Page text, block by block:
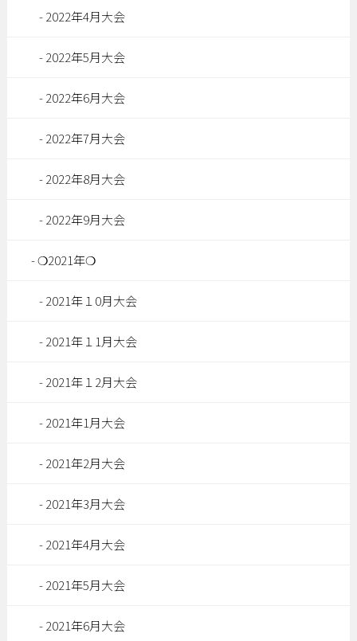
2022年4月大会
2022年5月大会
2022年6月大会
2022年7月大会
2022年8月大会
2022年9月大会
❍2021年❍
2021年１0月大会
2021年１1月大会
2021年１2月大会
2021年1月大会
2021年2月大会
2021年3月大会
2021年4月大会
2021年5月大会
2021年6月大会